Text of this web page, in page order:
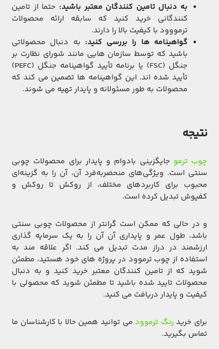
به دنبال تامین کنندگان معتبر باشید: حتما از تامین
کنندگانی خرید کنید که سابقه ارائه محصولات
ترمووود با کیفیت بالا را دارند.
گواهینامه ها را بررسی کنید: به دنبال محصولاتی
باشید که توسط سازمان هایی مانند شورای نظارت بر
جنگل (FSC) یا برنامه تأیید گواهینامه جنگل (PEFC)
تأیید شده اند. این گواهینامه ها تضمین می کند که
محصولات به طور مسئولانه و پایدار تهیه می شوند.
نتیجه
چوب ترمو جایگزینی بادوام و پایدار برای محصولات چوبی
سنتی است. ویژگی‌های منحصربه‌فرد آن، آن را به گزینه‌ای
محبوب برای کاربردهای مختلف، از روکش تا روکش و
کفپوش تبدیل کرده است.
و در حالی که ممکن است گرانتر از محصولات چوبی سنتی
باشد، طول عمر و پایداری آن آن را به یک سرمایه گذاری
ارزشمند در دراز مدت تبدیل می کند. اگر علاقه مند به
استفاده از چوب ترموود در پروژه های خود هستید، مطمئن
شوید که از تامین کنندگان معتبر خرید کنید و به دنبال
محصولات تایید شده باشید تا مطمئن شوید که محصولی با
کیفیت و پایدار دریافت می کنید.
برای خرید رنگ ترموود می توانید همین حالا با کارشناسان ما
تماس بگیرید.